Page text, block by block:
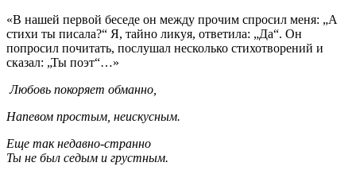
«В нашей первой беседе он между прочим спросил меня: „А
стихи ты писала?“ Я, тайно ликуя, ответила: „Да“. Он
попросил почитать, послушал несколько стихотворений и
сказал: „Ты поэт“…»
Любовь покоряет обманно,
Напевом простым, неискусным.
Еще так недавно-странно
Ты не был седым и грустным.